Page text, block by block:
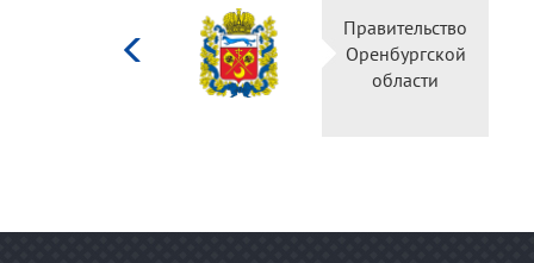
Министерство
культуры
Российской
федерации